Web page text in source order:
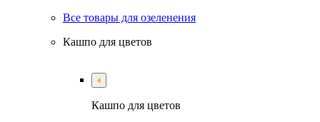
Все товары для озеленения
Кашпо для цветов
Кашпо для цветов